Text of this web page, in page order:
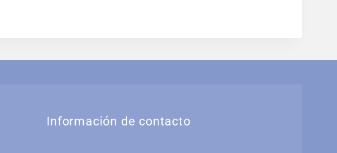
Información de contacto